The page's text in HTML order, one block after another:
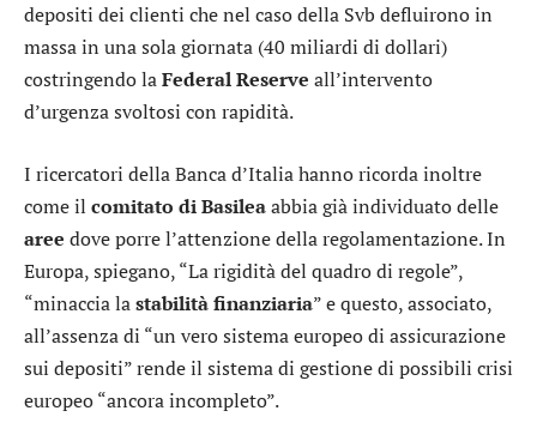
depositi dei clienti che nel caso della Svb defluirono in
massa in una sola giornata (40 miliardi di dollari)
costringendo laFederalReserve all’intervento
d’urgenza svoltosi con rapidità.
I ricercatori della Banca d’Italia hanno ricorda inoltre
come il comitato di Basileaabbia già individuato delle
aree dove porre l’attenzione della regolamentazione. In
Europa, spiegano, “La rigidità del quadro di regole”,
“minaccia lastabilità finanziaria” e questo, associato,
all’assenza di “un vero sistema europeo di assicurazione
sui depositi” rende il sistema di gestione di possibili crisi
europeo “ancora incompleto”.